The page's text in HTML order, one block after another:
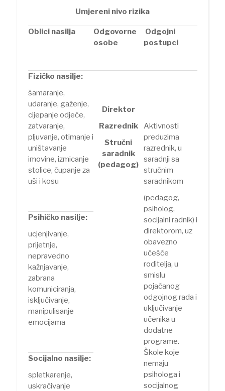
Umjereni nivo rizika
Oblici nasilja
Odgovorne
osobe
Odgojni
postupci
Fizičko nasilje:
šamaranje,
udaranje, gaženje,
cijepanje odjeće,
zatvaranje,
pljuvanje, otimanje i
uništavanje
imovine, izmicanje
stolice, čupanje za
uši i kosu
Direktor
Razrednik
Stručni
saradnik
(pedagog)
Aktivnosti
preduzima
razrednik, u
saradnji sa
stručnim
saradnikom
(pedagog,
psiholog,
socijalni radnik) i
direktorom, uz
obavezno
učešće
roditelja, u
smislu
pojačanog
odgojnog rada i
uključivanje
učenika u
dodatne
programe.
Škole koje
nemaju
psihologa i
socijalnog
Psihičko nasilje:
ucjenjivanje,
prijetnje,
nepravedno
kažnjavanje,
zabrana
komuniciranja,
isključivanje,
manipulisanje
emocijama
Socijalno nasilje:
spletkarenje,
uskraćivanje